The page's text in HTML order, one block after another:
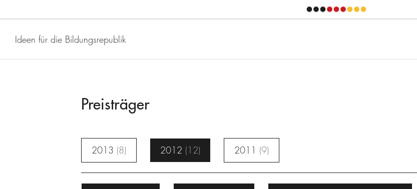
Ideen für die Bildungsrepublik
Preisträger
2013 8 2012 12 2011 9